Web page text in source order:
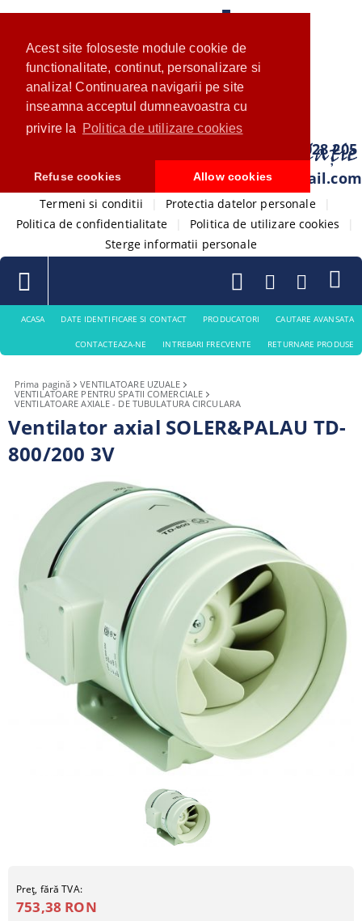
Acest site foloseste module cookie de
functionalitate, continut, personalizare si
analiza! Continuarea navigarii pe site
inseamna acceptul dumneavoastra cu
privire la
Politica de utilizare cookies
Refuse cookies Allow cookies
0733 028 205
com.ventistore@gmail.com
Termeni si conditii Protectia datelor personale
Politica de confidentialitate
Politica de utilizare cookies
Sterge informatii personale
ACASA DATE IDENTIFICARE SI CONTACT PRODUCATORI CAUTARE AVANSATA
CONTACTEAZA-NE INTREBARI FRECVENTE RETURNARE PRODUSE
Prima pagină
VENTILATOARE UZUALE
VENTILATOARE PENTRU SPATII COMERCIALE
VENTILATOARE AXIALE - DE TUBULATURA CIRCULARA
Ventilator axial SOLER&PALAU TD-
800/200 3V
Preţ, fără TVA:
753,38 RON